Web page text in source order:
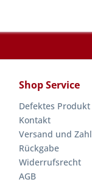
Shop Service
Defektes Produkt
Kontakt
Versand und
Rückgabe
Widerrufsrecht
AGB